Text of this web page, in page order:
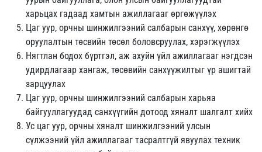
харьцах гадаад хамтын ажиллагааг өргөжүүлэх
Цаг уур, орчны шинжилгээний салбарын санхүү, хөрөнгө
оруулалтын төсвийн төсөл боловсруулах, хэрэгжүүлэх
Нягтлан бодох бүртгэл, аж ахуйн үйл ажиллагааг нэгдсэн
удирдлагаар хангаж, төсөвийн санхүүжилтыг үр ашигтай
зарцуулах
Цаг уур, орчны шинжилгээний салбарын харьяа
байгууллагуудад санхүүгийн дотоод хяналт шалгалт хийх
Ус цаг уур, орчны хяналт шинжилгээний улсын
сүлжээний үйл ажиллагааг тасралтгүй явуулах техник